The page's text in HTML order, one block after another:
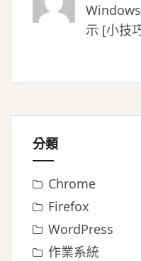
示 [小技
分類
Chrome
Firefox
WordPress
作業系統